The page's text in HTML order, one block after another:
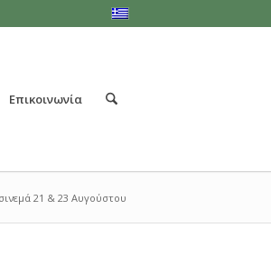
Επικοινωνία
21 & 23 Αυγούστου